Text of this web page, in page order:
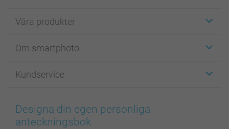
Våra produkter
Fotokort
Fotoböcker
Bilder, Fotoförstoring & Fotohäften
Skal till Mobil & Surfplatta
Om smartphoto
För affiliates
Cookie Policy
Sitemap
Kundservice
smartgaranti
smartbonus
Designa din egen personliga
anteckningsbok